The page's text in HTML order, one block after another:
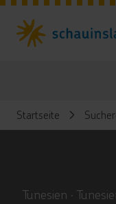
Startseite
Tunesien ∙